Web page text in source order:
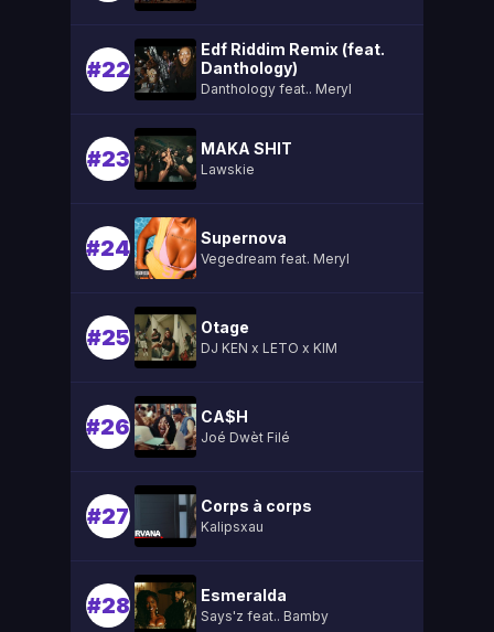
#22
Edf Riddim Remix (feat.
Danthology)
Danthology feat.. Meryl
#23 MAKA SHIT
Lawskie
#24 Supernova
Vegedream feat. Meryl
#25 Otage
DJ KEN x LETO x KIM
#26 CA$H
Joé Dwèt Filé
#27 Corps à corps
Kalipsxau
#28 Esmeralda
Says'z feat.. Bamby